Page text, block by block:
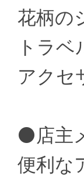
花柄の
トラ
アクセ
⚫店主
便利な